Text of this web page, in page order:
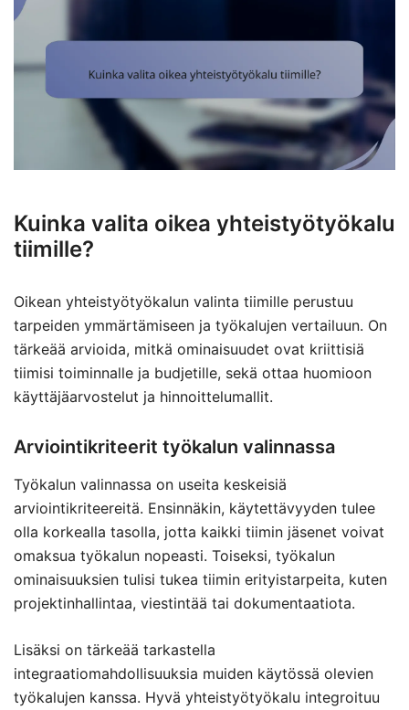
Kuinka valita oikea yhteistyötyökalu
tiimille?
Oikean yhteistyötyökalun valinta tiimille perustuu
tarpeiden ymmärtämiseen ja työkalujen vertailuun. On
tärkeää arvioida, mitkä ominaisuudet ovat kriittisiä
tiimisi toiminnalle ja budjetille, sekä ottaa huomioon
käyttäjäarvostelut ja hinnoittelumallit.
Arviointikriteerit työkalun valinnassa
Työkalun valinnassa on useita keskeisiä
arviointikriteereitä. Ensinnäkin, käytettävyyden tulee
olla korkealla tasolla, jotta kaikki tiimin jäsenet voivat
omaksua työkalun nopeasti. Toiseksi, työkalun
ominaisuuksien tulisi tukea tiimin erityistarpeita, kuten
projektinhallintaa, viestintää tai dokumentaatiota.
Lisäksi on tärkeää tarkastella
integraatiomahdollisuuksia muiden käytössä olevien
työkalujen kanssa. Hyvä yhteistyötyökalu integroituu